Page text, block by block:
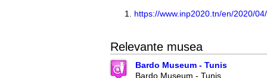
https://www.inp2020.tn/en/2020/
Relevante musea
Bardo Museum - Tunis
Bardo Museum - Tunis